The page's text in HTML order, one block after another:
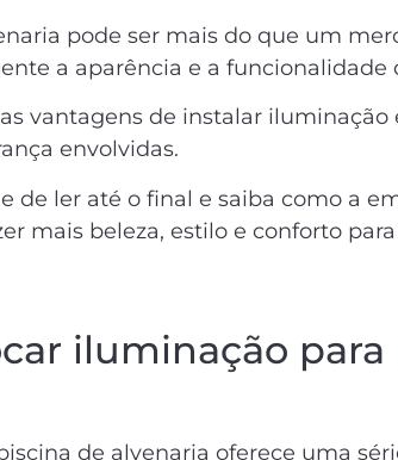
pode ser mais do que um
a aparência e a funcionalidade
vantagens de instalar
envolvidas.
de ler até o final e saiba como a
mais beleza, estilo e conforto
iluminação para
de alvenaria oferece uma